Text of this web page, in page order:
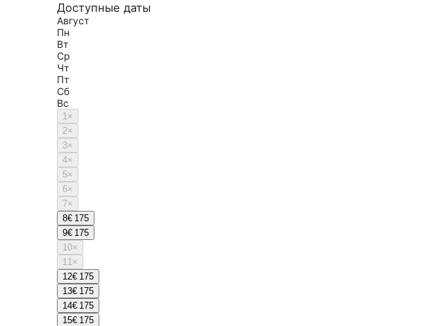
Доступные даты
Август
Пн
Вт
Ср
Чт
Пт
Сб
Вс
1×
2×
3×
4×
5×
6×
7×
8€ 175
9€ 175
10×
11×
12€ 175
13€ 175
14€ 175
15€ 175